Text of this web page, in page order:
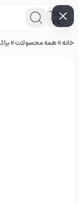
خانه»همه محصولات»